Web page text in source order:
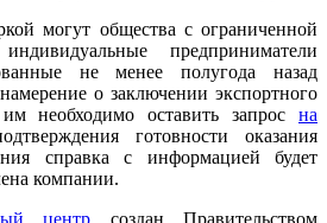
могут общества с ограниченной
предприниматели
не менее полугода назад
о заключении экспортного
необходимо оставить запрос на
готовности оказания
справка с информацией будет
компании.
центр создан Правительством